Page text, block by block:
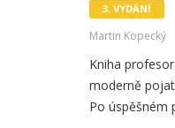
3. VYDÁNÍ
Martin Kopecký
Kniha
moderně
Po úspěšném